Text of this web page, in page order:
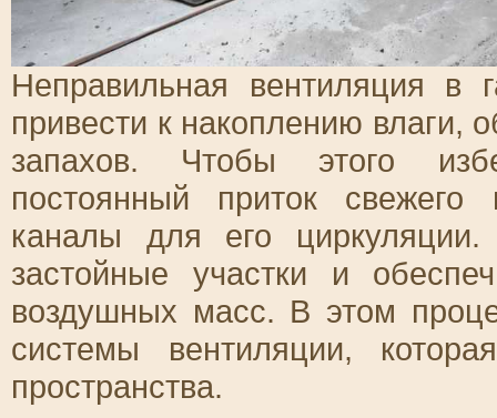
Неправильная вентиляция в
привести к накоплению влаги,
запахов. Чтобы этого
постоянный приток свежего
каналы для его
застойные участки и
воздушных масс. В этом
системы вентиляции,
пространства.